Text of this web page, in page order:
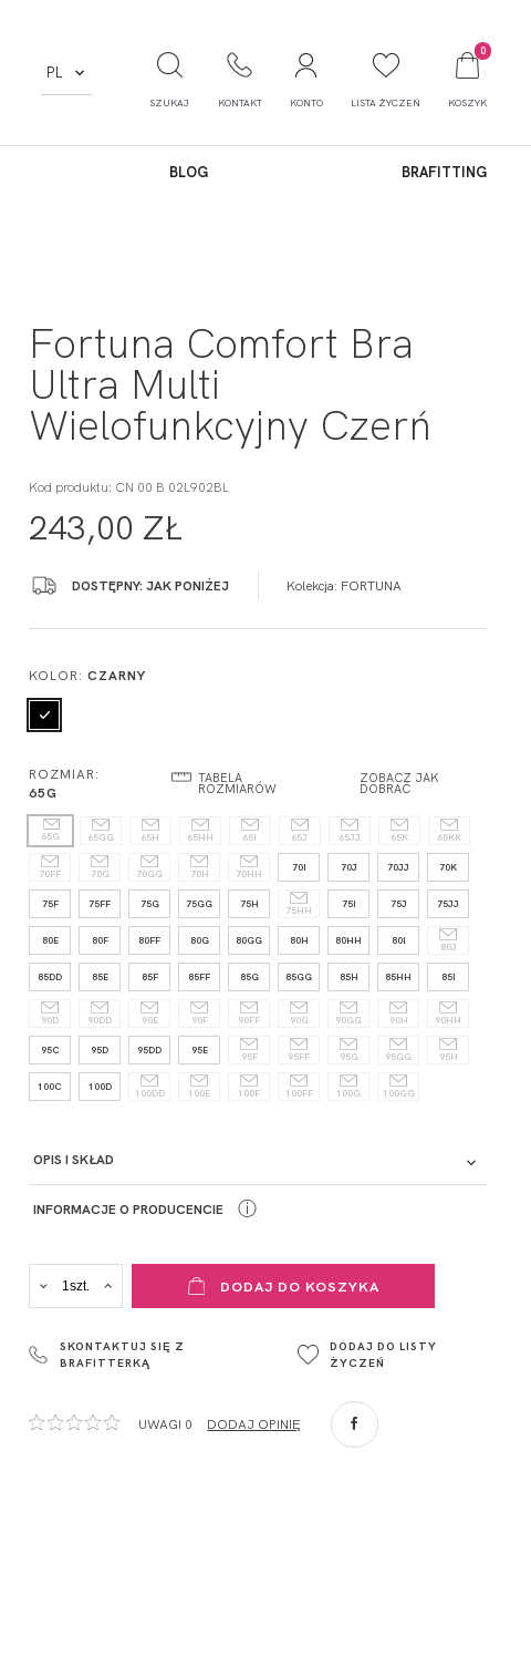
PL
SZUKAJ KONTAKT KONTO LISTA ŻYCZEŃ
0
KOSZYK
BLOG BRAFITTING
Fortuna Comfort Bra
Ultra Multi
Wielofunkcyjny Czerń
Kod produktu: CN 00 B 02L902BL
243,00 ZŁ
DOSTĘPNY: JAK PONIŻEJ Kolekcja: FORTUNA
KOLOR:CZARNY
ROZMIAR:
65G
TABELA
ROZMIARÓW
ZOBACZ JAK
DOBRAĆ
65G 65GG 65H 65HH 65I 65J 65JJ 65K 65KK
70FF 70G 70GG 70H 70HH
70I 70J 70JJ 70K
75F 75FF 75G 75GG 75H
75HH
75I 75J 75JJ
80E 80F 80FF 80G 80GG 80H 80HH 80I
80J
85DD 85E 85F 85FF 85G 85GG 85H 85HH 85I
90D 90DD 90E 90F 90FF 90G 90GG 90H 90HH
95C 95D 95DD 95E
95F 95FF 95G 95GG 95H
100C 100D
100DD 100E 100F 100FF 100G 100GG
OPIS I SKŁAD
INFORMACJE O PRODUCENCIE
7,
ADRES PUNKTU KONTAKTOWEGO
ul. Łowicka 89a
Głowno
ZA
o.o. Spółka
7,
ⓘ
DODAJ DO KOSZYKA
SKONTAKTUJ SIĘ Z
BRAFITTERKĄ
DODAJ DO LISTY
ŻYCZEŃ
UWAGI 0 DODAJ OPINIĘ